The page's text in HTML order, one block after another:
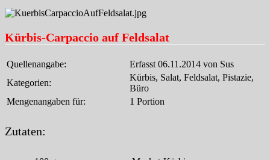
Kürbis-Carpaccio auf Feldsalat
Quellenangabe:
Erfasst 06.11.2014 von Sus
Kategorien:
Kürbis, Salat, Feldsalat, Pistazie,
Büro
Mengenangaben für:
1 Portion
Zutaten: